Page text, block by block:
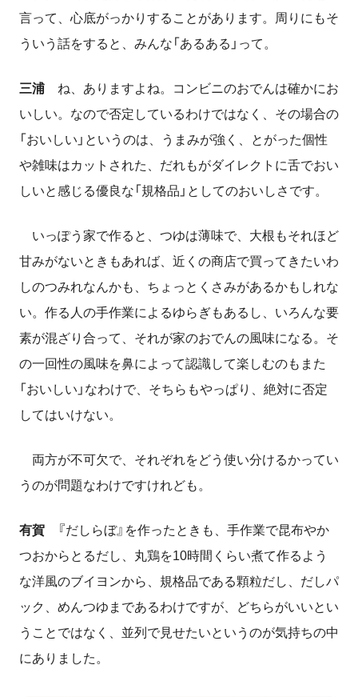
言って、心底がっかりすることがあります。周りにもそ
ういう話をすると、みんな「あるある」って。
三浦 ね、ありますよね。コンビニのおでんは確かにお
いしい。なので否定しているわけではなく、その場合の
「おいしい」というのは、うまみが強く、とがった個性
や雑味はカットされた、だれもがダイレクトに舌でおい
しいと感じる優良な「規格品」としてのおいしさです。
いっぽう家で作ると、つゆは薄味で、大根もそれほど
甘みがないときもあれば、近くの商店で買ってきたいわ
しのつみれなんかも、ちょっとくさみがあるかもしれな
い。作る人の手作業によるゆらぎもあるし、いろんな要
素が混ざり合って、それが家のおでんの風味になる。そ
の一回性の風味を鼻によって認識して楽しむのもまた
「おいしい」なわけで、そちらもやっぱり、絶対に否定
してはいけない。
両方が不可欠で、それぞれをどう使い分けるかってい
うのが問題なわけですけれども。
有賀 『だしらぼ』を作ったときも、手作業で昆布やか
つおからとるだし、丸鶏を10時間くらい煮て作るよう
な洋風のブイヨンから、規格品である顆粒だし、だしパ
ック、めんつゆまであるわけですが、どちらがいいとい
うことではなく、並列で見せたいというのが気持ちの中
にありました。